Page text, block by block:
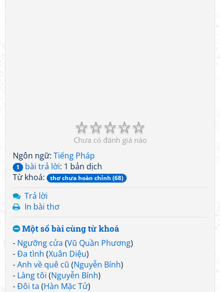
☆
☆
☆
☆
☆
Chưa có đánh giá nào
Ngôn ngữ: Tiếng Pháp
1 bài trả lời: 1 bản dịch
Từ khoá:
thơ chưa hoàn chỉnh (68)
Trả lời
In bài thơ
Một số bài cùng từ khoá
- Ngưỡng cửa (Vũ Quần Phương)
-Đa tình (Xuân Diệu)
-Anh về quê cũ (Nguyễn Bính)
- Làng tôi (Nguyễn Bính)
-Đôi ta (Hàn Mặc Tử)